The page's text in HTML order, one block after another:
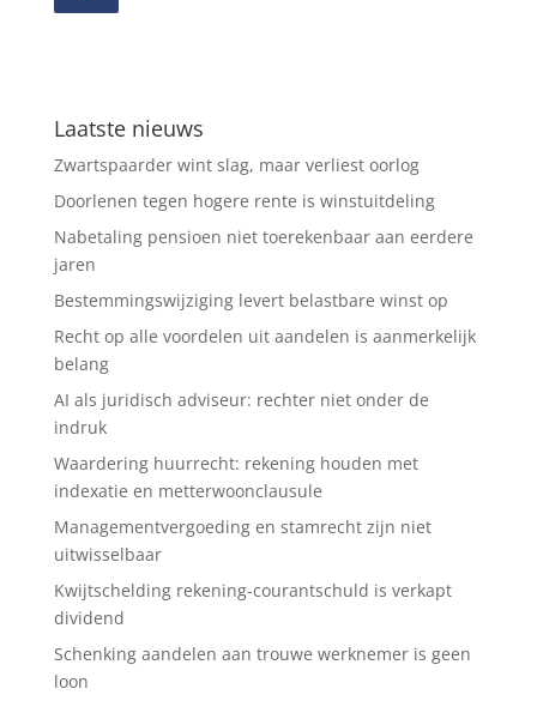
Laatste nieuws
Zwartspaarder wint slag, maar verliest oorlog
Doorlenen tegen hogere rente is winstuitdeling
Nabetaling pensioen niet toerekenbaar aan eerdere
jaren
Bestemmingswijziging levert belastbare winst op
Recht op alle voordelen uit aandelen is aanmerkelijk
belang
AI als juridisch adviseur: rechter niet onder de
indruk
Waardering huurrecht: rekening houden met
indexatie en metterwoonclausule
Managementvergoeding en stamrecht zijn niet
uitwisselbaar
Kwijtschelding rekening-courantschuld is verkapt
dividend
Schenking aandelen aan trouwe werknemer is geen
loon